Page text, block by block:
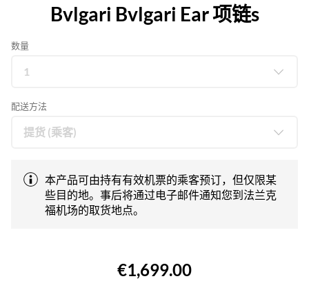
Bvlgari Bvlgari Ear 项链s
数量
配送方法
本产品可由持有有效机票的乘客预订，但仅限某
些目的地。事后将通过电子邮件通知您到法兰克
福机场的取货地点。
€1,699.00